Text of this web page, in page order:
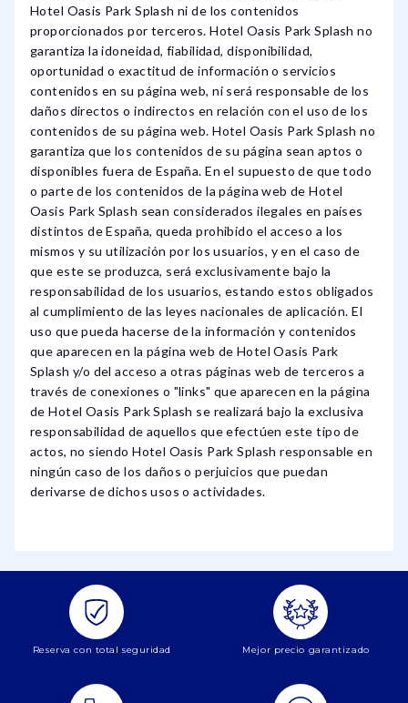
Hotel Oasis Park Splash ni de los contenidos
proporcionados por terceros. Hotel Oasis Park Splash no
garantiza la idoneidad, fiabilidad, disponibilidad,
oportunidad o exactitud de información o servicios
contenidos en su página web, ni será responsable de los
daños directos o indirectos en relación con el uso de los
contenidos de su página web. Hotel Oasis Park Splash no
garantiza que los contenidos de su página sean aptos o
disponibles fuera de España. En el supuesto de que todo
o parte de los contenidos de la página web de Hotel
Oasis Park Splash sean considerados ilegales en países
distintos de España, queda prohibido el acceso a los
mismos y su utilización por los usuarios, y en el caso de
que este se produzca, será exclusivamente bajo la
responsabilidad de los usuarios, estando estos obligados
al cumplimiento de las leyes nacionales de aplicación. El
uso que pueda hacerse de la información y contenidos
que aparecen en la página web de Hotel Oasis Park
Splash y/o del acceso a otras páginas web de terceros a
través de conexiones o "links" que aparecen en la página
de Hotel Oasis Park Splash se realizará bajo la exclusiva
responsabilidad de aquellos que efectúen este tipo de
actos, no siendo Hotel Oasis Park Splash responsable en
ningún caso de los daños o perjuicios que puedan
derivarse de dichos usos o actividades.
Reserva con total seguridad Mejor precio garantizado